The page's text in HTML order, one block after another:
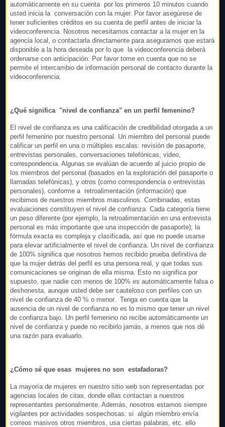
automáticamente en su cuenta por los primeros 10 minutos cuando
usted inicia la conversación con la mujer. Por favor asegúrese de
tener suficientes créditos en su cuenta de perfil antes de iniciar la
videoconferencia. Nosotros necesitamos contactar a la mujer en la
agencia local, o contactarla directamente para asegurarnos que estará
disponible a la hora deseada por lo que la videoconferencia deberá
ordenarse con anticipación. Por favor tome en cuenta que no se
permite el intercambio de información personal de contacto durante la
videoconferencia.
¿Qué significa "nivel de confianza" en un perfil femenino?
El nivel de confianza es una calificación de credibilidad otorgada a un
perfil femenino por nuestro personal. Un miembro del personal puede
calificar un perfil en una o múltiples escalas: revisión de pasaporte,
entrevistas personales, conversaciones telefónicas, video,
correspondencia. Algunas se evalúan de acuerdo al juicio propio de
los miembros del personal (basados en la exploración del pasaporte o
llamadas telefónicas), y otros (como correspondencia o entrevistas
personales), conforme a retroalimentación (información) que
recibimos de nuestros miembros masculinos. Combinadas, estas
evaluaciones constituyen el nivel de confianza. Cada categoría tiene
un peso diferente (por ejemplo, la retroalimentación en una entrevista
personal es más importante que una inspección de pasaporte); la
fórmula exacta es compleja y clasificada, así que no puede usarse
para elevar artificialmente el nivel de confianza. Un nivel de confianza
de 100% significa que nosotros hemos recibido prueba definitiva de
que la mujer detrás del perfil es una persona real, y que todas sus
comunicaciones se originan de ella misma. Esto no significa por
supuesto, que nadie con menos de 100% es automáticamente falsa o
deshonesta, aunque usted debe ser cauteloso con perfiles con un
nivel de confianza de 40 % o menor. Tenga en cuenta que la
ausencia de un nivel de confianza no es lo mismo que tener un nivel
de confianza bajo. Un perfil femenino no recibe automáticamente un
nivel de confianza y puede no recibirlo jamás, a menos que nos dé
una razón para evaluarlo.
¿Cómo sé que esas mujeres no son estafadoras?
La mayoría de mujeres en nuestro sitio web son representadas por
agencias locales de citas, donde ellas contactan a nuestros
representantes personalmente. Además, nosotros estamos siempre
vigilantes por actividades sospechosas: si algún miembro envía
correos masivos otros miembros, usa ciertas palabras, etc. ello